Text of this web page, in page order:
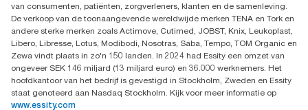
van consumenten, patiënten, zorgverleners, klanten en de samenleving.
De verkoop van de toonaangevende wereldwijde merken TENA en Tork en
andere sterke merken zoals Actimove, Cutimed, JOBST, Knix, Leukoplast,
Libero, Libresse, Lotus, Modibodi, Nosotras, Saba, Tempo, TOM Organic en
Zewa vindt plaats in zo'n 150 landen. In 2024 had Essity een omzet van
ongeveer SEK 146 miljard (13 miljard euro) en 36.000 werknemers. Het
hoofdkantoor van het bedrijf is gevestigd in Stockholm, Zweden en Essity
staat genoteerd aan Nasdaq Stockholm. Kijk voor meer informatie op
www.essity.com